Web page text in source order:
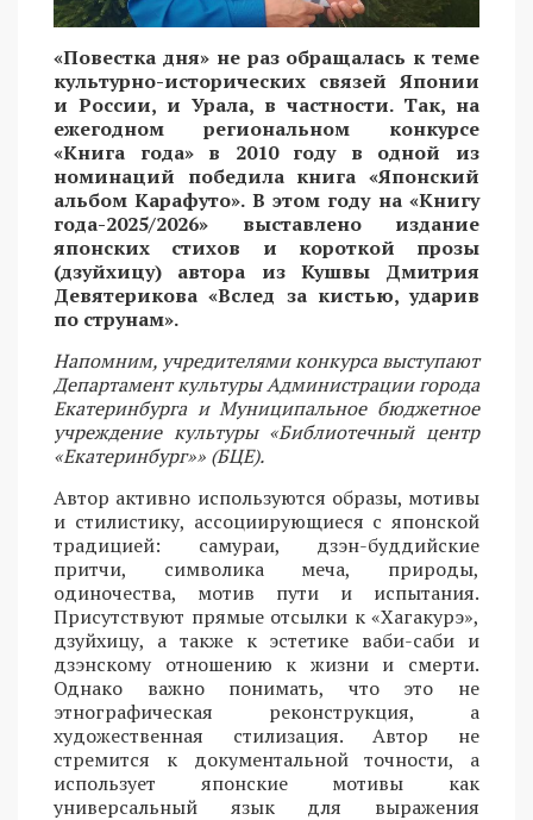
«Повестка дня» не раз обращалась к теме
культурно-исторических связей Японии
и России, и Урала, в частности. Так, на
ежегодном региональном конкурсе
«Книга года» в 2010 году в одной из
номинаций победила книга «Японский
альбом Карафуто». В этом году на «Книгу
года-2025/2026» выставлено издание
японских стихов и короткой прозы
(дзуйхицу) автора из Кушвы Дмитрия
Девятерикова «Вслед за кистью, ударив
по струнам».
Напомним, учредителями конкурса выступают
Департамент культуры Администрации города
Екатеринбурга и Муниципальное бюджетное
учреждение культуры «Библиотечный центр
«Екатеринбург»» (БЦЕ).
Автор активно используются образы, мотивы
и стилистику, ассоциирующиеся с японской
традицией: самураи, дзэн-буддийские
притчи, символика меча, природы,
одиночества, мотив пути и испытания.
Присутствуют прямые отсылки к «Хагакурэ»,
дзуйхицу, а также к эстетике ваби-саби и
дзэнскому отношению к жизни и смерти.
Однако важно понимать, что это не
этнографическая реконструкция, а
художественная стилизация. Автор не
стремится к документальной точности, а
использует японские мотивы как
универсальный язык для выражения